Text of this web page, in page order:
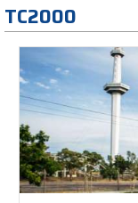
TC2000